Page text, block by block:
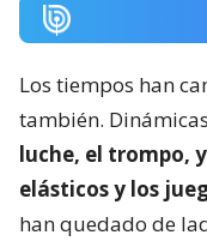
Los tiempos han
también.
luche, el trompo,
elásticos y los
han quedado de